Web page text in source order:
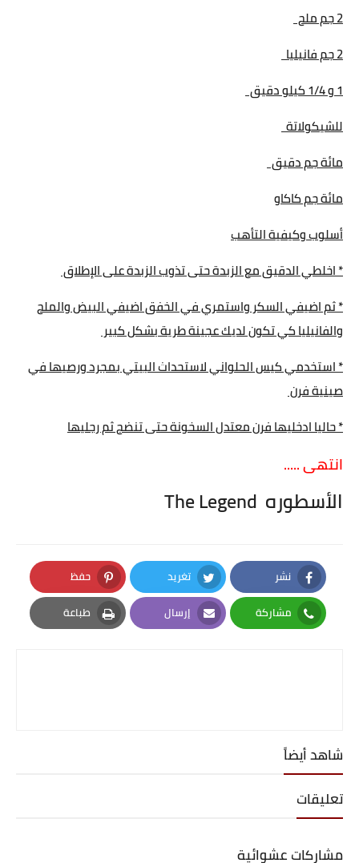
2 جم ملح
2 جم فانيليا
1 و 1/4 كيلو دقيق
للشيكولاتة
مائة جم دقيق
مائة جم كاكاو
أسلوب وكيفية التأهب
* اخلطي الدقيق مع الزبدة حتى تذوب الزبدة على الإطلاق
* ثم اضيفي السكر واستمري في الخفق اضيفي البيض والملح
والفانيليا كي تكون لديك عجينة طرية بشكل كبير
* استخدمي كيس الحلواني لاستحداث البيتي بمجرد ورصيها في
صينية فرن
* حاليا ادخليها فرن معتدل السخونة حتى تنضج ثم رجليها
انتهى .....
الأسطوره The Legend
نشر
Facebook
تغريد
Twitter
حفظ
Pinterest
مشاركة
Whatsapp
إرسال
Email
طباعة
Print
شاهد أيضاً
تعليقات
مشاركات عشوائية